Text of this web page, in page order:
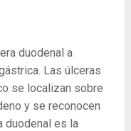
duodenal a
Las úlceras
se localizan sobre
y se reconocen
duodenal es la